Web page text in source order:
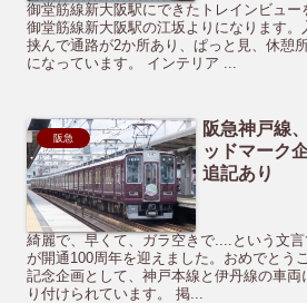
御堂筋線新大阪駅にできたトレインビュ
御堂筋線新大阪駅の江坂よりになります。
挟んで通路が2か所あり、ぱっと見、休憩
になっています。 インテリア ...
阪急
阪急神戸線
ッドマーク
追記あり
綺麗で、早くて、ガラ空きで....という文
が開通100周年を迎えました。おめでとう
記念企画として、神戸本線と伊丹線の車両
り付けられています。 掲...